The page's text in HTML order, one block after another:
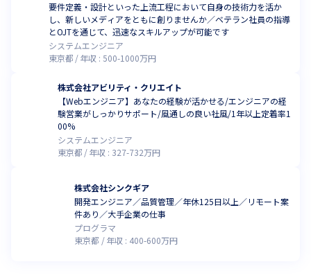
要件定義・設計といった上流工程において自身の技術力を活か
し、新しいメディアをともに創りませんか／ベテラン社員の指導
とOJTを通じて、迅速なスキルアップが可能です
システムエンジニア
東京都
年収 :500-1000万円
株式会社アビリティ・クリエイト
【Webエンジニア】あなたの経験が活かせる/エンジニアの経
験営業がしっかりサポート/風通しの良い社風/1年以上定着率1
00%
システムエンジニア
東京都
年収 : 327-732万円
株式会社シンクギア
開発エンジニア／品質管理／年休125日以上／リモート案
件あり／大手企業の仕事
プログラマ
東京都
年収 : 400-600万円